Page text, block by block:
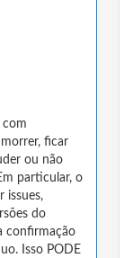
com
ficar
ou não
particular, o
issues,
do
confirmação
Isso PODE